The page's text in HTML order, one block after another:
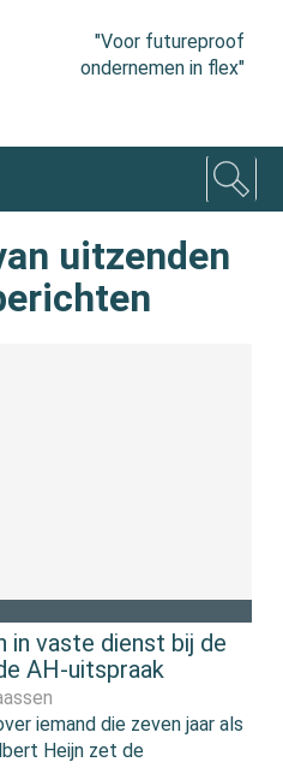
"Voor futureproof
ondernemen in flex"
uitzenden
in vaste dienst bij de
AH-uitspraak
iemand die zeven jaar als
Heijn zet de